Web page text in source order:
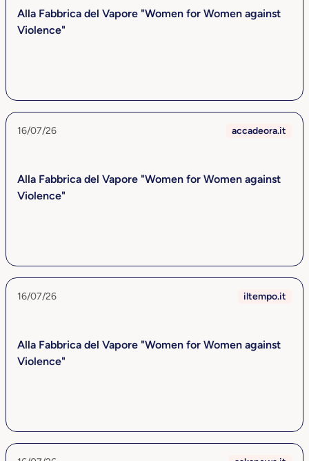
Alla Fabbrica del Vapore "Women for Women against
Violence"
16/07/26 accadeora.it
Alla Fabbrica del Vapore "Women for Women against
Violence"
16/07/26 iltempo.it
Alla Fabbrica del Vapore "Women for Women against
Violence"